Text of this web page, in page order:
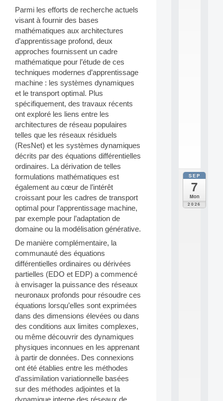
Parmi les efforts de recherche actuels
visant à fournir des bases
mathématiques aux architectures
d’apprentissage profond, deux
approches fournissent un cadre
mathématique pour l’étude de ces
techniques modernes d’apprentissage
machine : les systèmes dynamiques
et le transport optimal. Plus
spécifiquement, des travaux récents
ont exploré les liens entre les
architectures de réseau populaires
telles que les réseaux résiduels
(ResNet) et les systèmes dynamiques
décrits par des équations différentielles
ordinaires. La dérivation de telles
formulations mathématiques est
également au cœur de l’intérêt
croissant pour les cadres de transport
optimal pour l’apprentissage machine,
par exemple pour l’adaptation de
domaine ou la modélisation générative.
De manière complémentaire, la
communauté des équations
différentielles ordinaires ou dérivées
partielles (EDO et EDP) a commencé
à envisager la puissance des réseaux
neuronaux profonds pour résoudre ces
équations lorsqu’elles sont exprimées
dans des dimensions élevées ou dans
des conditions aux limites complexes,
ou même découvrir des dynamiques
physiques inconnues en les apprenant
à partir de données. Des connexions
ont été établies entre les méthodes
d’assimilation variationnelle basées
sur des méthodes adjointes et la
dynamique interne des réseaux de
SEP
7
Mon
2026